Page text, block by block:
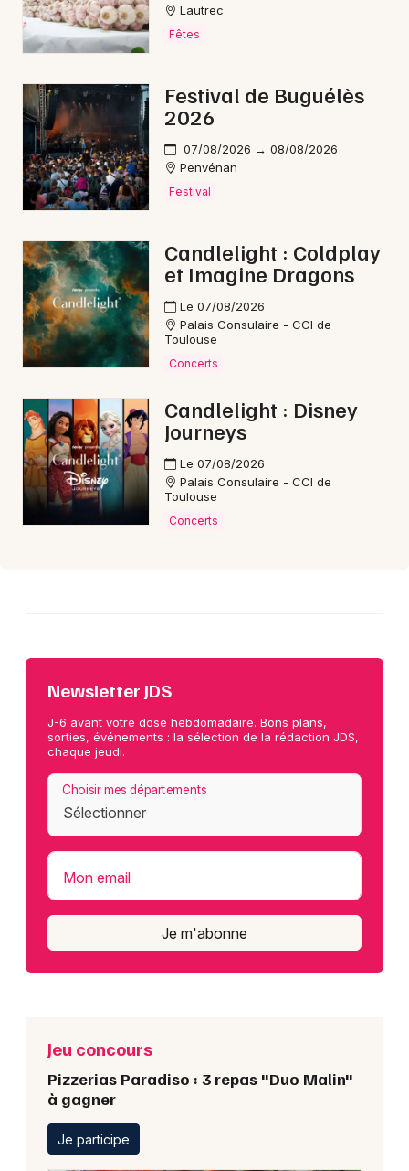
Lautrec
Fêtes
Festival de Buguélès
2026
07/08/2026 → 08/08/2026
Penvénan
Festival
Candlelight : Coldplay
et Imagine Dragons
Le 07/08/2026
Palais Consulaire - CCI de
Toulouse
Concerts
Candlelight : Disney
Journeys
Le 07/08/2026
Palais Consulaire - CCI de
Toulouse
Concerts
Newsletter JDS
J-6 avant votre dose hebdomadaire. Bons plans,
sorties, événements : la sélection de la rédaction JDS,
chaque jeudi.
Choisir mes départements
Mon email
Je m'abonne
Jeu concours
Pizzerias Paradiso : 3 repas "Duo Malin"
à gagner
Je participe